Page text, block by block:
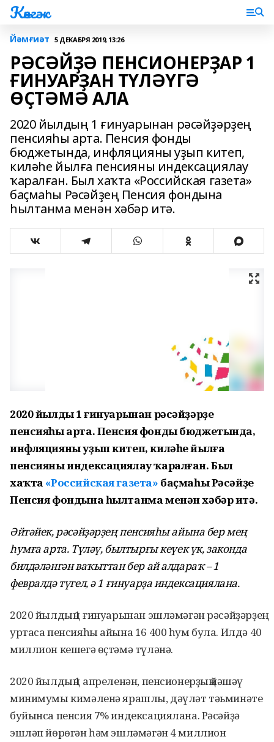
Көнгәк
Йәмғиәт 5 ДЕКАБРЯ 2019, 13:26
РӘСӘЙҘӘ ПЕНСИОНЕРҘАР 1
ҒИНУАРҘАН ТҮЛӘҮГӘ
ӨҪТӘМӘ АЛА
2020 йылдың 1 ғинуарынан рәсәйҙәрҙең
пенсияһы арта. Пенсия фонды
бюджетында, инфляцияны уҙып китеп,
киләһе йылға пенсияны индексациялау
ҡаралған. Был хаҡта «Российская газета»
баҫмаһы Рәсәйҙең Пенсия фондына
һылтанма менән хәбәр итә.
2020 йылдың 1 ғинуарынан рәсәйҙәрҙең
пенсияһы арта. Пенсия фонды бюджетында,
инфляцияны уҙып китеп, киләһе йылға
пенсияны индексациялау ҡаралған. Был
хаҡта «Российская газета» баҫмаһы Рәсәйҙең
Пенсия фондына һылтанма менән хәбәр итә.
Әйтәйек, рәсәйҙәрҙең пенсияһы айына бер мең
һумға арта. Түләү, былтырғы кеүек үк, законда
билдәләнгән ваҡыттан бер ай алдараҡ – 1
февралдә түгел, ә 1 ғинуарҙа индексациялана.
2020 йылдың 1 ғинуарынан эшләмәгән рәсәйҙәрҙең
уртаса пенсияһы айына 16 400 һум була. Илдә 40
миллион кешегә өҫтәмә түләнә.
2020 йылдың 1 апреленән, пенсионерҙың йәшәү
минимумы кимәленә ярашлы, дәүләт тәьминәте
буйынса пенсия 7% индексациялана. Рәсәйҙә
эшләп йөрөгән һәм эшләмәгән 4 миллион